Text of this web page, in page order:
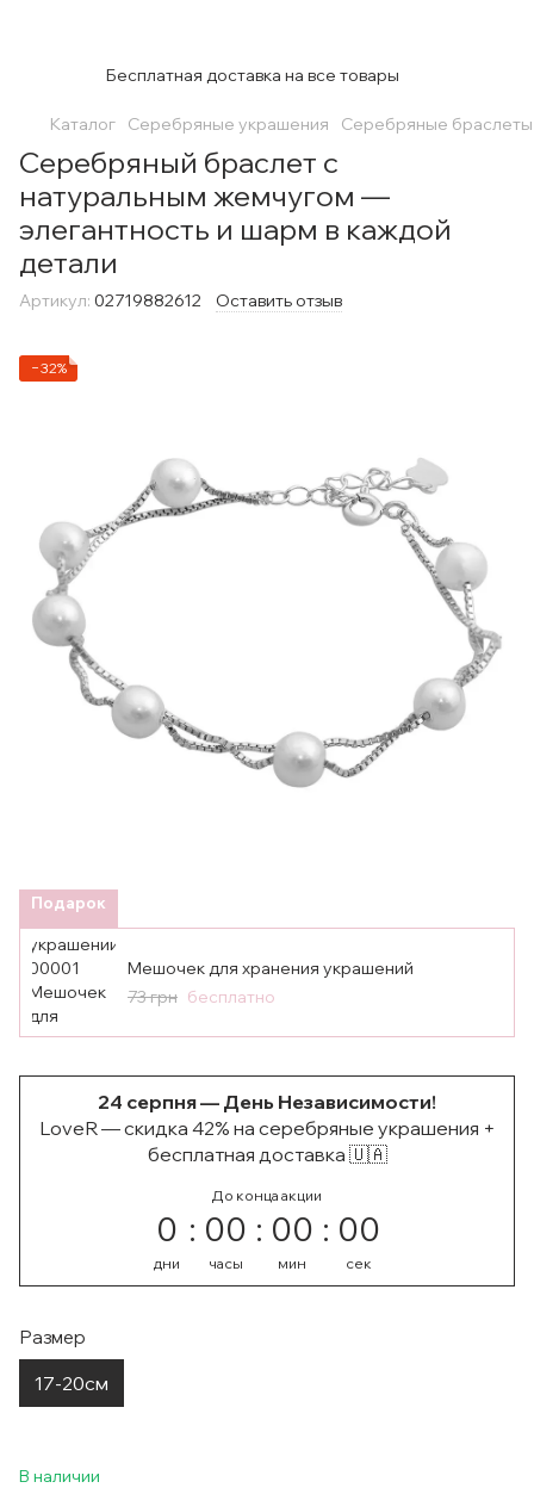
Бесплатная доставка на все товары
Каталог Серебряные украшения Серебряные браслеты
Серебряный браслет с
натуральным жемчугом —
элегантность и шарм в каждой
детали
Артикул: 02719882612 Оставить отзыв
−32%
Подарок
Мешочек для хранения украшений
73 грн бесплатно
24 серпня — День Независимости!
LoveR — скидка 42% на серебряные украшения +
бесплатная доставка 🇺🇦
До конца акции
0
дни
00
часы
00
мин
00
сек
Размер
17-20см
В наличии